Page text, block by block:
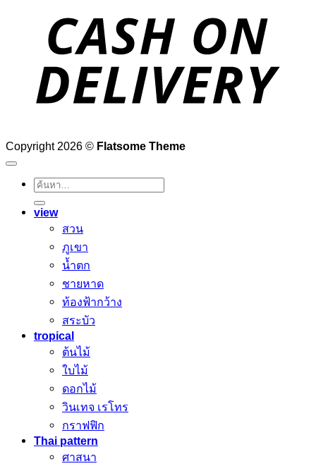
Copyright 2026 © Flatsome Theme
ค้นหา:
view
สวน
ภูเขา
น้ำตก
ชายหาด
ท้องฟ้ากว้าง
สระบัว
tropical
ต้นไม้
ใบไม้
ดอกไม้
วินเทจ เรโทร
กราฟฟิก
Thai pattern
ศาสนา